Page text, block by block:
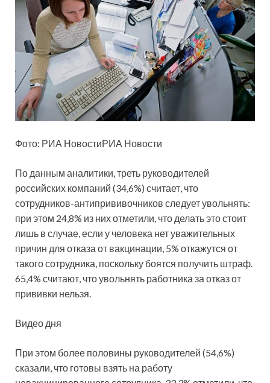
Фото: РИА НовостиРИА Новости
По данным аналитики, треть руководителей
российских компаний (34,6%) считает, что
сотрудников-антипрививочников следует увольнять:
при этом 24,8% из них отметили, что делать это стоит
лишь в случае, если у человека нет уважительных
причин для отказа от вакцинации, 5% откажутся от
такого сотрудника, поскольку боятся получить штраф.
65,4% считают, что увольнять работника за отказ от
прививки нельзя.
Видео дня
При этом более половины руководителей (54,6%)
сказали, что готовы взять на работу